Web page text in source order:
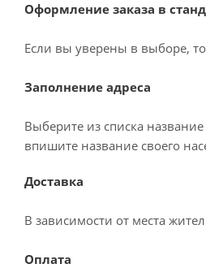
Оформление заказа в
Если вы уверены в выборе,
Заполнение адреса
Выберите из списка
впишите название своего
Доставка
В зависимости от места
Оплата